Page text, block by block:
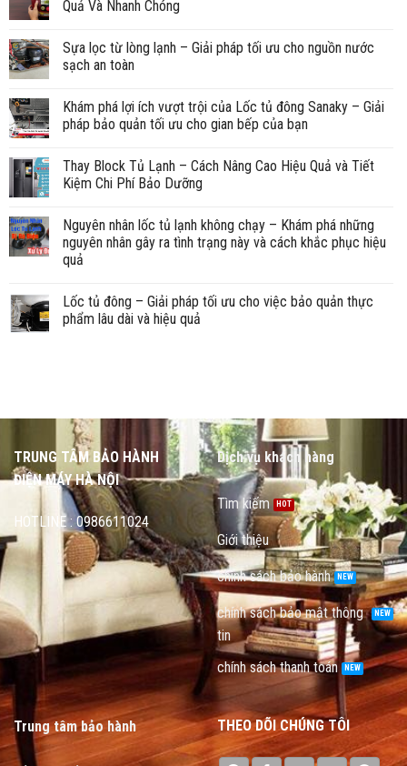
Quả Và Nhanh Chóng
Sựa lọc từ lòng lạnh – Giải pháp tối ưu cho nguồn nước
sạch an toàn
Khám phá lợi ích vượt trội của Lốc tủ đông Sanaky – Giải
pháp bảo quản tối ưu cho gian bếp của bạn
Thay Block Tủ Lạnh – Cách Nâng Cao Hiệu Quả và Tiết
Kiệm Chi Phí Bảo Dưỡng
Nguyên nhân lốc tủ lạnh không chạy – Khám phá những
nguyên nhân gây ra tình trạng này và cách khắc phục hiệu
quả
Lốc tủ đông – Giải pháp tối ưu cho việc bảo quản thực
phẩm lâu dài và hiệu quả
TRUNG TÂM BẢO HÀNH
ĐIỆN MÁY HÀ NỘI
HOTLINE : 0986611024
Dịch vụ khách hàng
Tìm kiếm
Giới thiệu
chính sách bảo hành
chính sách bảo mật thông
tin
chính sách thanh toán
Trung tâm bảo hành THEO DÕI CHÚNG TÔI